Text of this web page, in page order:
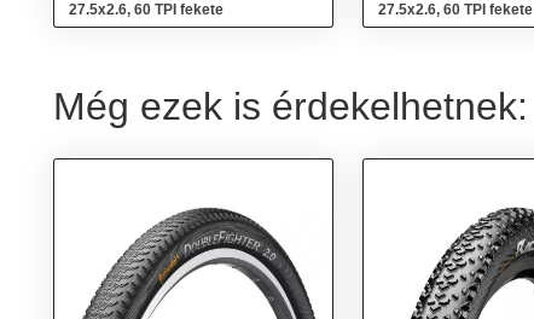
27.5x2.6, 60 TPI fekete
27.5x2.6, 60 TPI fekete
Még ezek is érdekelhetnek: